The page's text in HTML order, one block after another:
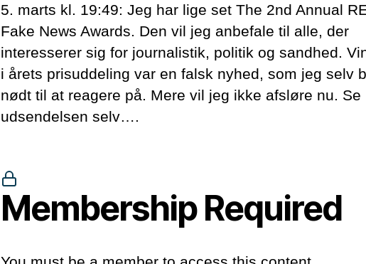
5. marts kl. 19:49: Jeg har lige set The 2nd Annual
Fake News Awards. Den vil jeg anbefale til alle, der
interesserer sig for journalistik, politik og sandhed.
i årets prisuddeling var en falsk nyhed, som jeg selv
nødt til at reagere på. Mere vil jeg ikke afsløre nu. Se
udsendelsen selv….
Membership Required